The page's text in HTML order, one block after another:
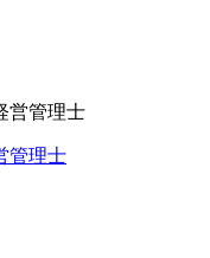
管理士